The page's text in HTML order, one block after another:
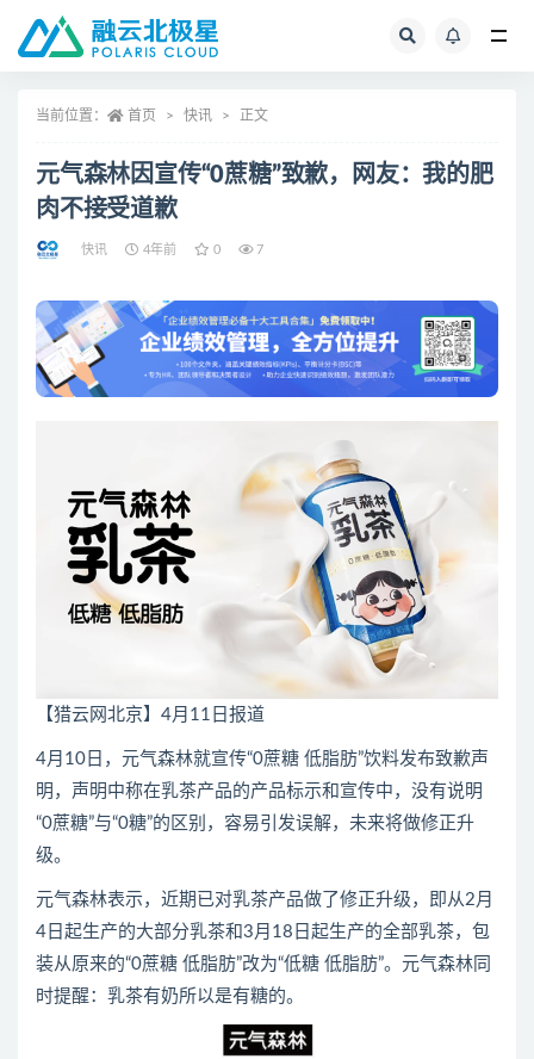
当前位置： 首页 快讯 正文
元气森林因宣传“0蔗糖”致歉，网友：我的肥
肉不接受道歉
快讯 4年前 0 7
【猎云网北京】4月11日报道
4月10日，元气森林就宣传“0蔗糖 低脂肪”饮料发布致歉声
明，声明中称在乳茶产品的产品标示和宣传中，没有说明
“0蔗糖”与“0糖”的区别，容易引发误解，未来将做修正升
级。
元气森林表示，近期已对乳茶产品做了修正升级，即从2月
4日起生产的大部分乳茶和3月18日起生产的全部乳茶，包
装从原来的“0蔗糖 低脂肪”改为“低糖 低脂肪”。元气森林同
时提醒：乳茶有奶所以是有糖的。